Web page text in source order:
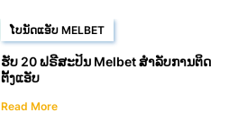
ໂບນັດແອັບ MELBET
ຮັບ 20 ຟຣີສະປິນ Melbet ສຳລັບການຕິດ
ຕັ້ງແອັບ
Read More